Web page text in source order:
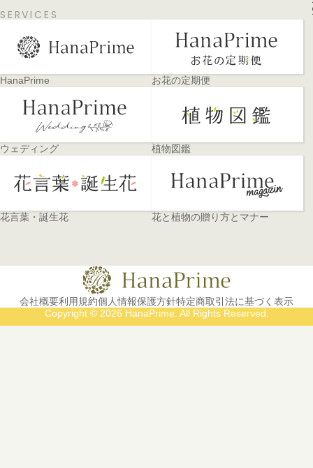
SERVICES
HanaPrime お花の定期便
ウェディング 植物図鑑
花言葉・誕生花 花と植物の贈り方とマナー
会社概要利用規約個人情報保護方針特定商取引法に基づく表示
Copyright © 2026 HanaPrime. All Rights Reserved.